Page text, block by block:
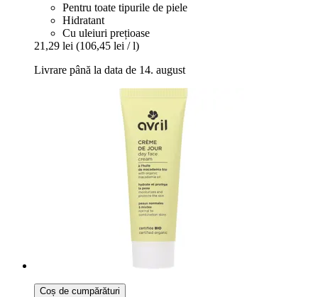
Pentru toate tipurile de piele
Hidratant
Cu uleiuri prețioase
21,29 lei (106,45 lei / l)
Livrare până la data de 14. august
Coș de cumpărături